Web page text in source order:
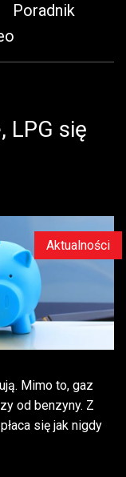
Poradnik
LPG się
Aktualności
Mimo to, gaz
od benzyny. Z
się jak nigdy